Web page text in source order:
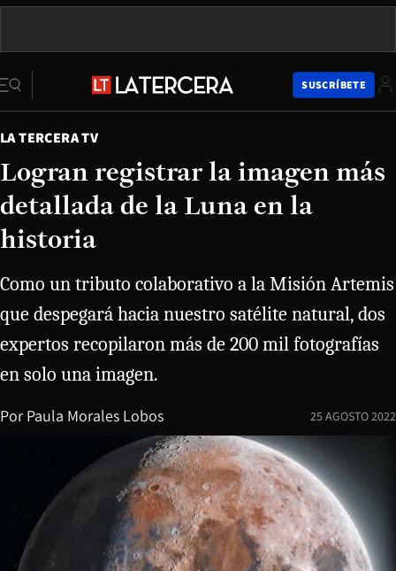
SUSCRÍBETE
LA TERCERA TV
Logran registrar la imagen más
detallada de la Luna en la
historia
Como un tributo colaborativo a la Misión Artemis
que despegará hacia nuestro satélite natural, dos
expertos recopilaron más de 200 mil fotografías
en solo una imagen.
Por Paula Morales Lobos 25 AGOSTO 2022